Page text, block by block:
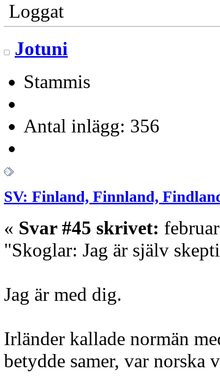
Loggat
Jotuni
Stammis
Antal inlägg: 356
SV: Finland, Finnland,
« Svar #45 skrivet:
"Skoglar: Jag är själv
Jag är med dig.
Irländer kallade normän
betydde samer, var norska